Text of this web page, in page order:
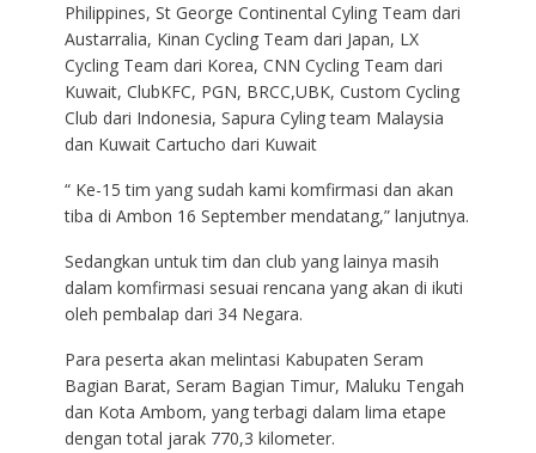
Philippines, St George Continental Cyling Team dari
Austarralia, Kinan Cycling Team dari Japan, LX
Cycling Team dari Korea, CNN Cycling Team dari
Kuwait, ClubKFC, PGN, BRCC,UBK, Custom Cycling
Club dari Indonesia, Sapura Cyling team Malaysia
dan Kuwait Cartucho dari Kuwait
“ Ke-15 tim yang sudah kami komfirmasi dan akan
tiba di Ambon 16 September mendatang,” lanjutnya.
Sedangkan untuk tim dan club yang lainya masih
dalam komfirmasi sesuai rencana yang akan di ikuti
oleh pembalap dari 34 Negara.
Para peserta akan melintasi Kabupaten Seram
Bagian Barat, Seram Bagian Timur, Maluku Tengah
dan Kota Ambom, yang terbagi dalam lima etape
dengan total jarak 770,3 kilometer.